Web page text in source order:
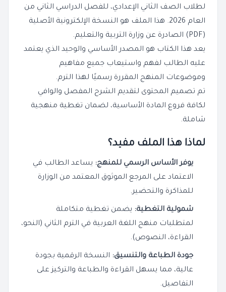
لطلاب الصف الثاني الإعدادي، للفصل الدراسي الثاني من
العام 2026. هذا الملف هو النسخة الإلكترونية الأصلية
(PDF) الصادرة عن وزارة التربية والتعليم.
يعد هذا الكتاب هو المصدر الأساسي والوحيد الذي يعتمد
عليه الطالب لفهم واستيعاب جميع مفاهيم
وموضوعات المنهج المقررة رسميًا لهذا الترم.
تم تصميم المحتوى لتقديم الشرح المفصل والوافي
لكافة فروع المادة الأساسية، لضمان تغطية منهجية
شاملة.
لماذا هذا الملف مفيد؟
يوفر الأساس الرسمي للمنهج: يساعد الطالب في
الاعتماد على المرجع الموثوق المعتمد من الوزارة
للمذاكرة والتحضير.
شمولية التغطية: يضمن تغطية متكاملة
لمتطلبات منهج اللغة العربية في الترم الثاني (النحو،
القراءة، النصوص).
جودة الطباعة والتنسيق: النسخة الرقمية بجودة
عالية، مما يسهل القراءة والطباعة والتركيز على
التفاصيل.